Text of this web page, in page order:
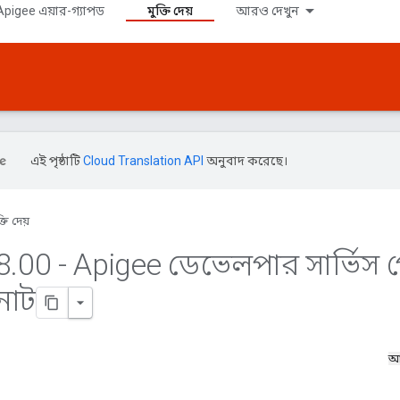
এয়ার-গ্যাপড মুক্তি দেয় আরও দেখুন
এই পৃষ্ঠাটিCloud Translation API অনুবাদ করেছে।
দেয়
.00 - Apigee ডেভেলপার সার্ভিস